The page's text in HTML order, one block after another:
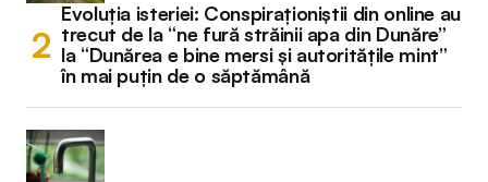
Evoluția isteriei: Conspiraționiștii din online au
trecut de la “ne fură străinii apa din Dunăre”
la “Dunărea e bine mersi și autoritățile mint”
în mai puțin de o săptămână